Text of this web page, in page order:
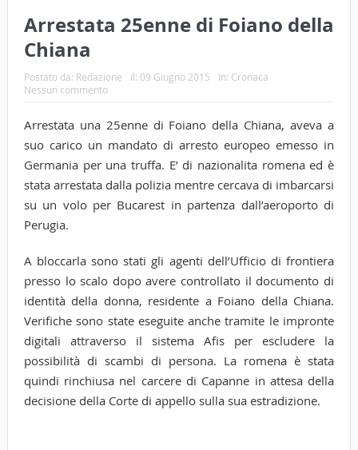
Arrestata 25enne di Foiano della
Chiana
Postato da: Redazione il: 09 Giugno 2015 In: Cronaca
Nessun commento
Arrestata una 25enne di Foiano della Chiana, aveva a
suo carico un mandato di arresto europeo emesso in
Germania per una truffa. E’ di nazionalita romena ed è
stata arrestata dalla polizia mentre cercava di imbarcarsi
su un volo per Bucarest in partenza dall’aeroporto di
Perugia.
A bloccarla sono stati gli agenti dell’Ufficio di frontiera
presso lo scalo dopo avere controllato il documento di
identità della donna, residente a Foiano della Chiana.
Verifiche sono state eseguite anche tramite le impronte
digitali attraverso il sistema Afis per escludere la
possibilità di scambi di persona. La romena è stata
quindi rinchiusa nel carcere di Capanne in attesa della
decisione della Corte di appello sulla sua estradizione.